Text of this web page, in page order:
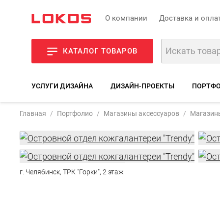
О компании Доставка и
КАТАЛОГ ТОВАРОВ
УСЛУГИ ДИЗАЙНА ДИЗАЙН-ПРОЕКТЫ
Главная Портфолио Магазины аксессуаров
г. Челябинск, ТРК "Горки", 2 этаж